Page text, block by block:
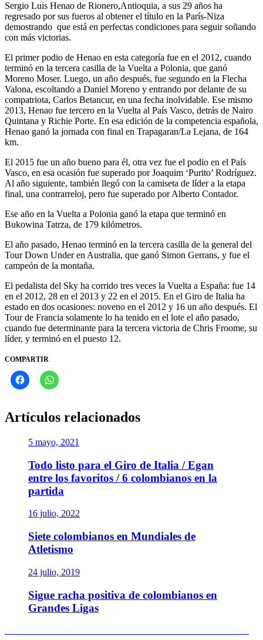
Sergio Luis Henao de Rionero,Antioquia, a sus 29 años ha
regresado por sus fueros al obtener el título en la París-Niza
demostrando que está en perfectas condiciones para seguir soñando
con más victorias.
El primer podio de Henao en esta categoría fue en el 2012, cuando
terminó en la tercera casilla de la Vuelta a Polonia, que ganó
Moreno Moser. Luego, un año después, fue segundo en la Flecha
Valona, escoltando a Daniel Moreno y entrando por delante de su
compatriota, Carlos Betancur, en una fecha inolvidable. Ese mismo
2013, Henao fue tercero en la Vuelta al País Vasco, detrás de Nairo
Quintana y Richie Porte. En esa edición de la competencia española,
Henao ganó la jornada con final en Trapagaran/La Lejana, de 164
km.
El 2015 fue un año bueno para él, otra vez fue el podio en el País
Vasco, en esa ocasión fue superado por Joaquim ‘Purito’ Rodríguez.
Al año siguiente, también llegó con la camiseta de líder a la etapa
final, una contrarreloj, pero fue superado por Alberto Contador.
Ese año en la Vuelta a Polonia ganó la etapa que terminó en
Bukowina Tatrza, de 179 kilómetros.
El año pasado, Henao terminó en la tercera casilla de la general del
Tour Down Under en Australia, que ganó Simon Gerrans, y fue el
campeón de la montaña.
El pedalista del Sky ha corrido tres veces la Vuelta a España: fue 14
en el 2012, 28 en el 2013 y 22 en el 2015. En el Giro de Italia ha
estado en dos ocasiones: noveno en el 2012 y 16 un año después. El
Tour de Francia solamente lo ha tenido en el lote el año pasado,
cuando fue determinante para la tercera victoria de Chris Froome, su
líder, y terminó en el puesto 12.
COMPARTIR
Artículos relacionados
5 mayo, 2021
Todo listo para el Giro de Italia / Egan
entre los favoritos / 6 colombianos en la
partida
16 julio, 2022
Siete colombianos en Mundiales de
Atletismo
24 julio, 2019
Sigue racha positiva de colombianos en
Grandes Ligas
Navegación